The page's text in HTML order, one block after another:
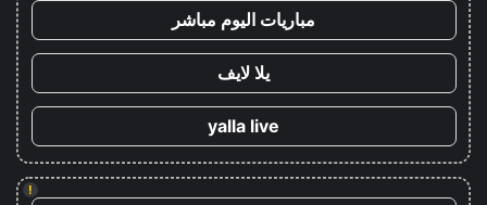
مباريات اليوم مباشر
يلا لايف
yalla live
!